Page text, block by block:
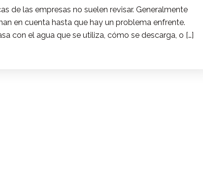
de las empresas no suelen revisar. Generalmente
en cuenta hasta que hay un problema enfrente.
con el agua que se utiliza, cómo se descarga, o […]